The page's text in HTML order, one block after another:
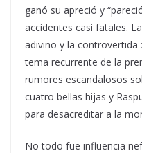
ganó su apreció y
accidentes casi fatales.
adivino y la
tema recurrente de la
rumores escandalosos
cuatro bellas hijas y
para desacreditar a la
No todo fue influencia